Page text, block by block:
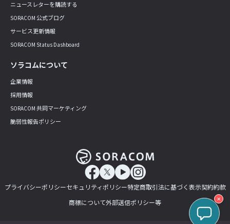
ニュースレターを購読する
SORACOM 公式ブログ
サービス更新情報
SORACOM Status Dashboard
ソラコムについて
企業情報
採用情報
SORACOM 共同マーケティング
脆弱性報告ポリシー
プライバシーポリシーセキュリティポリシー特定商取引法に基づく表示契約約款
商標について外部送信ポリシー等 ✕